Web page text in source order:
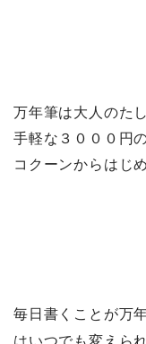
万年筆は大人のた
手軽な３０００円
コクーンからはじ
毎日書くことが万